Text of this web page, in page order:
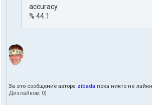
accuracy
% 44.1
За это сообщение автора zibada пока никто не
Дизлайков: 0)